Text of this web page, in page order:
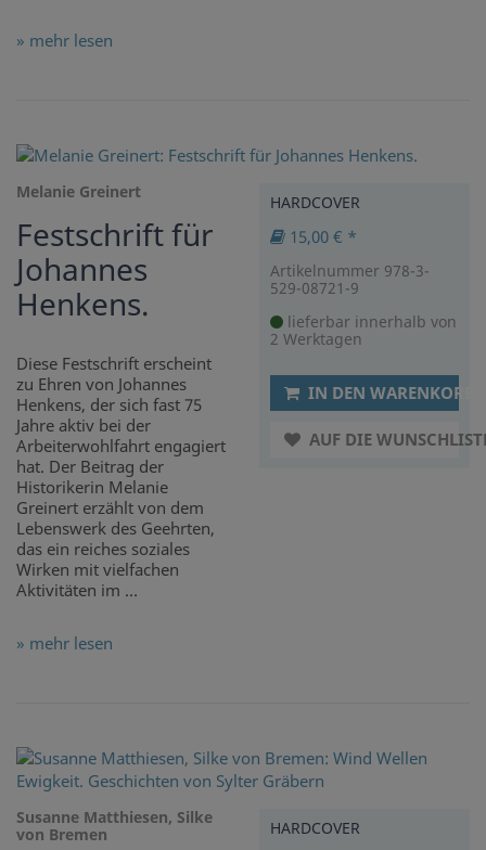
» mehr lesen
Melanie Greinert
Festschrift für
Johannes
Henkens.
Diese Festschrift erscheint
zu Ehren von Johannes
Henkens, der sich fast 75
Jahre aktiv bei der
Arbeiterwohlfahrt engagiert
hat. Der Beitrag der
Historikerin Melanie
Greinert erzählt von dem
Lebenswerk des Geehrten,
das ein reiches soziales
Wirken mit vielfachen
Aktivitäten im ...
» mehr lesen
HARDCOVER
15,00 € *
Artikelnummer 978-3-
529-08721-9
lieferbar innerhalb von
2 Werktagen
IN DEN WARENKORB
AUF DIE
Susanne Matthiesen, Silke
von Bremen
HARDCOVER